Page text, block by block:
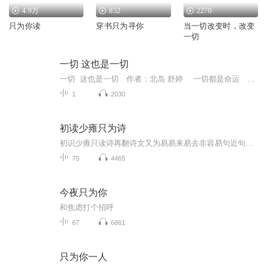
4.9万
只为你读
852
穿书只为寻你
2270
当一切改变时，改变
一切
一切 这也是一切
1 2030
初读少雍只为诗
75 4465
今夜只为你
和焦虑打个招呼
67 6861
只为你一人